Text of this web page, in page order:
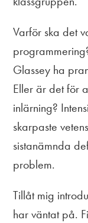
Varför ska det
Glassey ha
Eller är det för
inlärning?
skarpaste
sistanämnda
problem.
Tillåt mig
har väntat på.